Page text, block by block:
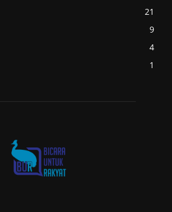
21
9
4
1